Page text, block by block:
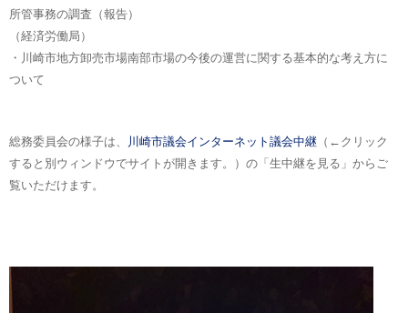
所管事務の調査（報告）
（経済労働局）
・川崎市地方卸売市場南部市場の今後の運営に関する基本的な考え方に
ついて
総務委員会の様子は、 川崎市議会インターネット議会中継 （←クリック
すると別ウィンドウでサイトが開きます。）の「生中継を見る」からご
覧いただけます。